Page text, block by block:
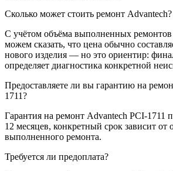
Сколько может стоить ремонт Advantech?
С учётом объёма выполненных
можем сказать, что цена обычно
нового изделия — но это ориентир:
определяет диагностика конкретной
Предоставляете ли вы гарантию на
1711?
Гарантия на ремонт Advantech PCI-1711
12 месяцев, конкретный срок зависит от
выполненного ремонта.
Требуется ли предоплата?